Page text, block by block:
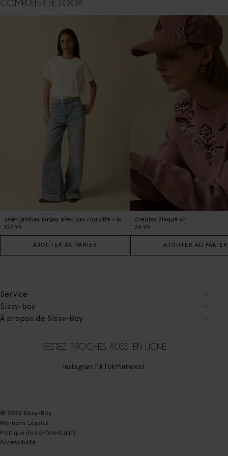
COMPLÉTER LE LOOK
109.99
AJOUTER AU PANIER
Créoles plaqué or
24.99
AJOUTER AU PANIER
Service
Sissy-boy
À propos de Sissy-Boy
RESTEZ PROCHES, AUSSI EN LIGNE
InstagramTikTokPinterest
© 2026 Sissy-Boy
Mentions Légales
Politique de confidentialité
Accessibilité